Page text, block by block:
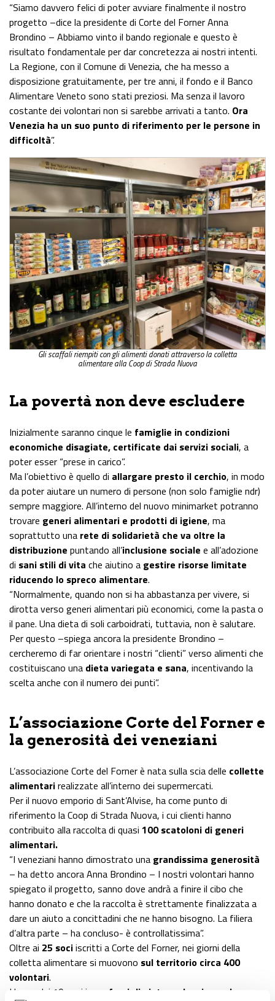
“Siamo davvero felici di poter avviare finalmente il nostro
progetto –dice la presidente di Corte del Forner Anna
Brondino – Abbiamo vinto il bando regionale e questo è
risultato fondamentale per dar concretezza ai nostri intenti.
La Regione, con il Comune di Venezia, che ha messo a
disposizione gratuitamente, per tre anni, il fondo e il Banco
Alimentare Veneto sono stati preziosi. Ma senza il lavoro
costante dei volontari non si sarebbe arrivati a tanto. Ora
Venezia ha un suo punto di riferimento per le persone in
difficoltà”.
Gli scaffali riempiti con gli alimenti donati attraverso la colletta
alimentare alla Coop di Strada Nuova
La povertà non deve escludere
Inizialmente saranno cinque le famiglie in condizioni
economiche disagiate, certificate dai servizi sociali, a
poter esser “prese in carico”.
Ma l’obiettivo è quello di allargare presto il cerchio, in modo
da poter aiutare un numero di persone (non solo famiglie ndr)
sempre maggiore. All’interno del nuovo minimarket potranno
trovare generi alimentari e prodotti di igiene, ma
soprattutto una rete di solidarietà che va oltre la
distribuzione puntando all’inclusione sociale e all’adozione
di sani stili di vita che aiutino a gestire risorse limitate
riducendo lo spreco alimentare.
“Normalmente, quando non si ha abbastanza per vivere, si
dirotta verso generi alimentari più economici, come la pasta o
il pane. Una dieta di soli carboidrati, tuttavia, non è salutare.
Per questo –spiega ancora la presidente Brondino –
cercheremo di far orientare i nostri “clienti” verso alimenti che
costituiscano una dieta variegata e sana, incentivando la
scelta anche con il numero dei punti”.
L’associazione Corte del Forner e
la generosità dei veneziani
L’associazione Corte del Forner è nata sulla scia delle collette
alimentarirealizzate all’interno dei supermercati.
Per il nuovo emporio di Sant’Alvise, ha come punto di
riferimento la Coop di Strada Nuova, i cui clienti hanno
contribuito alla raccolta di quasi 100 scatoloni di generi
alimentari.
“I veneziani hanno dimostrato una grandissima generosità
– ha detto ancora Anna Brondino – I nostri volontari hanno
spiegato il progetto, sanno dove andrà a finire il cibo che
hanno donato e che la raccolta è strettamente finalizzata a
dare un aiuto a concittadini che ne hanno bisogno. La filiera
d’altra parte – ha concluso- è controllatissima”.
Oltre ai 25 sociiscritti a Corte del Forner, nei giorni della
colletta alimentare si muovono sul territorio circa 400
volontari.
Hanno dai 10 anni in su: famiglie intere che si prendono